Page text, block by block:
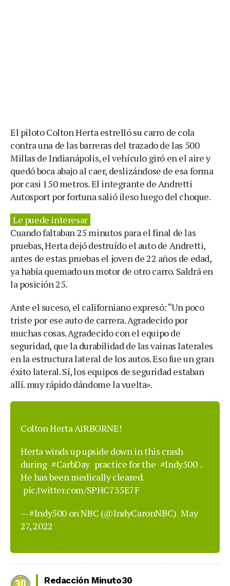
El piloto Colton Herta estrelló su carro de cola
contra una de las barreras del trazado de las 500
Millas de Indianápolis, el vehículo giró en el aire y
quedó boca abajo al caer, deslizándose de esa forma
por casi 150 metros. El integrante de Andretti
Autosport por fortuna salió ileso luego del choque.
Le puede interesar
Cuando faltaban 25 minutos para el final de las
pruebas, Herta dejó destruído el auto de Andretti,
antes de estas pruebas el joven de 22 años de edad,
ya había quemado un motor de otro carro. Saldrá en
la posición 25.
Ante el suceso, el californiano expresó: “Un poco
triste por ese auto de carrera. Agradecido por
muchas cosas. Agradecido con el equipo de
seguridad, que la durabilidad de las vainas laterales
en la estructura lateral de los autos. Eso fue un gran
éxito lateral. Sí, los equipos de seguridad estaban
allí. muy rápido dándome la vuelta».
Colton Herta AIRBORNE!
Herta winds up upside down in this crash
during #CarbDay practice for the #Indy500 .
He has been medically cleared.
pic.twitter.com/SPHC735E7F
— #Indy500 on NBC (@IndyCaronNBC) May
27, 2022
Redacción Minuto30